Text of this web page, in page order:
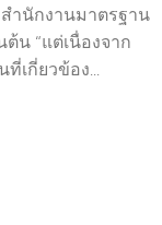
ำนักงานมาตรฐาน
น “แต่เนื่องจาก
เกี่ยวข้อง...